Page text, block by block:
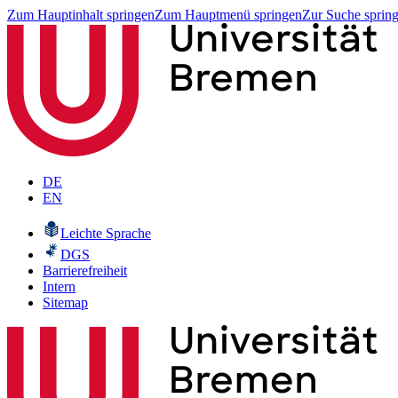
Zum Hauptinhalt springenZum Hauptmenü springenZur Suche
DE
EN
Leichte Sprache
DGS
Barrierefreiheit
Intern
Sitemap